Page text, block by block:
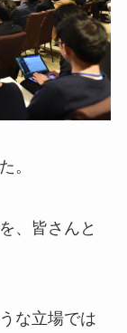
。
、皆さんと
な立場では